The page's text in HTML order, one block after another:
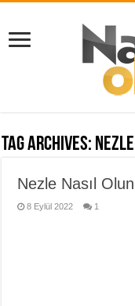
Tag Archives:
Nezle Nasıl
8 Eylül 2022 1